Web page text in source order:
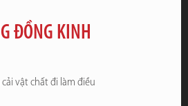
ĐỒNG KINH
vật chất đi làm điều